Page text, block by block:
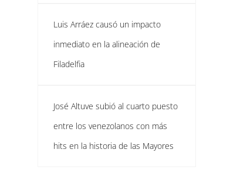
Luis Arráez causó un impacto
inmediato en la alineación de
Filadelfia
José Altuve subió al cuarto puesto
entre los venezolanos con más
hits en la historia de las Mayores